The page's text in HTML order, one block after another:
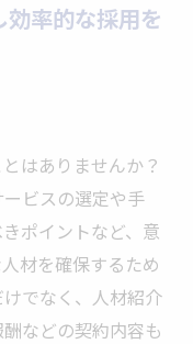
率的な採用を
はありませんか？
ビスの選定や手
ポイントなど、意
材を確保するため
でなく、人材紹介
などの契約内容も